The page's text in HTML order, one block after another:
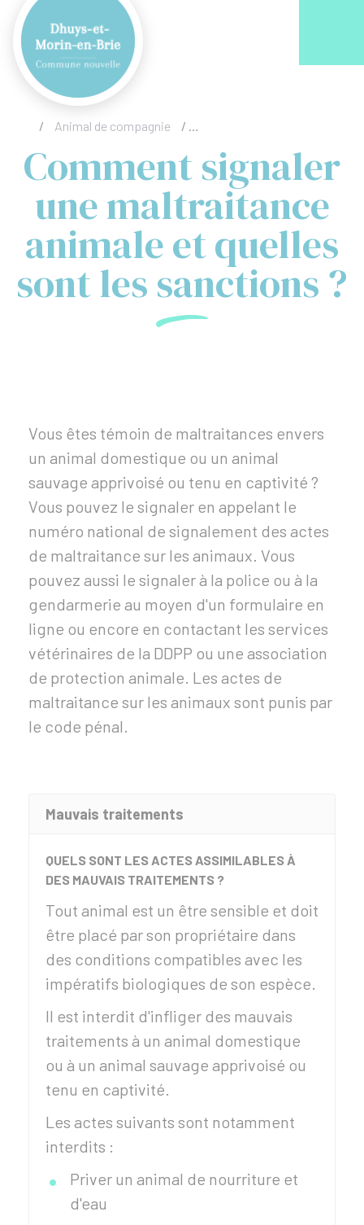
/ Animal de compagnie / Comment signaler une
Comment signaler
une maltraitance
animale et quelles
sont les sanctions ?
Vous êtes témoin de maltraitances envers
un animal domestique ou un animal
sauvage apprivoisé ou tenu en captivité ?
Vous pouvez le signaler en appelant le
numéro national de signalement des actes
de maltraitance sur les animaux. Vous
pouvez aussi le signaler à la police ou à la
gendarmerie au moyen d'un formulaire en
ligne ou encore en contactant les services
vétérinaires de la DDPP ou une association
de protection animale. Les actes de
maltraitance sur les animaux sont punis par
le code pénal.
Mauvais traitements
QUELS SONT LES ACTES ASSIMILABLES À
DES MAUVAIS TRAITEMENTS ?
Tout animal est un être sensible et doit
être placé par son propriétaire dans
des conditions compatibles avec les
impératifs biologiques de son espèce.
Il est interdit d'infliger des mauvais
traitements à un animal domestique
ou à un animal sauvage apprivoisé ou
tenu en captivité.
Les actes suivants sont notamment
interdits :
Priver un animal de nourriture et
d'eau